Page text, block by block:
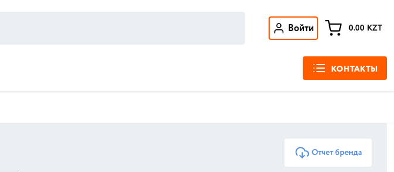
Войти 0.00 KZT
КОНТАКТЫ
Отчет бренда